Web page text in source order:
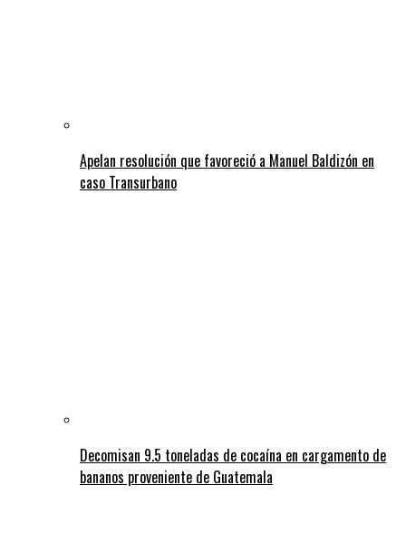
Apelan resolución que favoreció a Manuel Baldizón en
caso Transurbano
Decomisan 9.5 toneladas de cocaína en cargamento de
bananos proveniente de Guatemala